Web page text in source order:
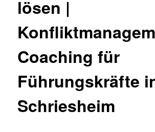
lösen |
Coaching für
Führungskräfte
Schriesheim